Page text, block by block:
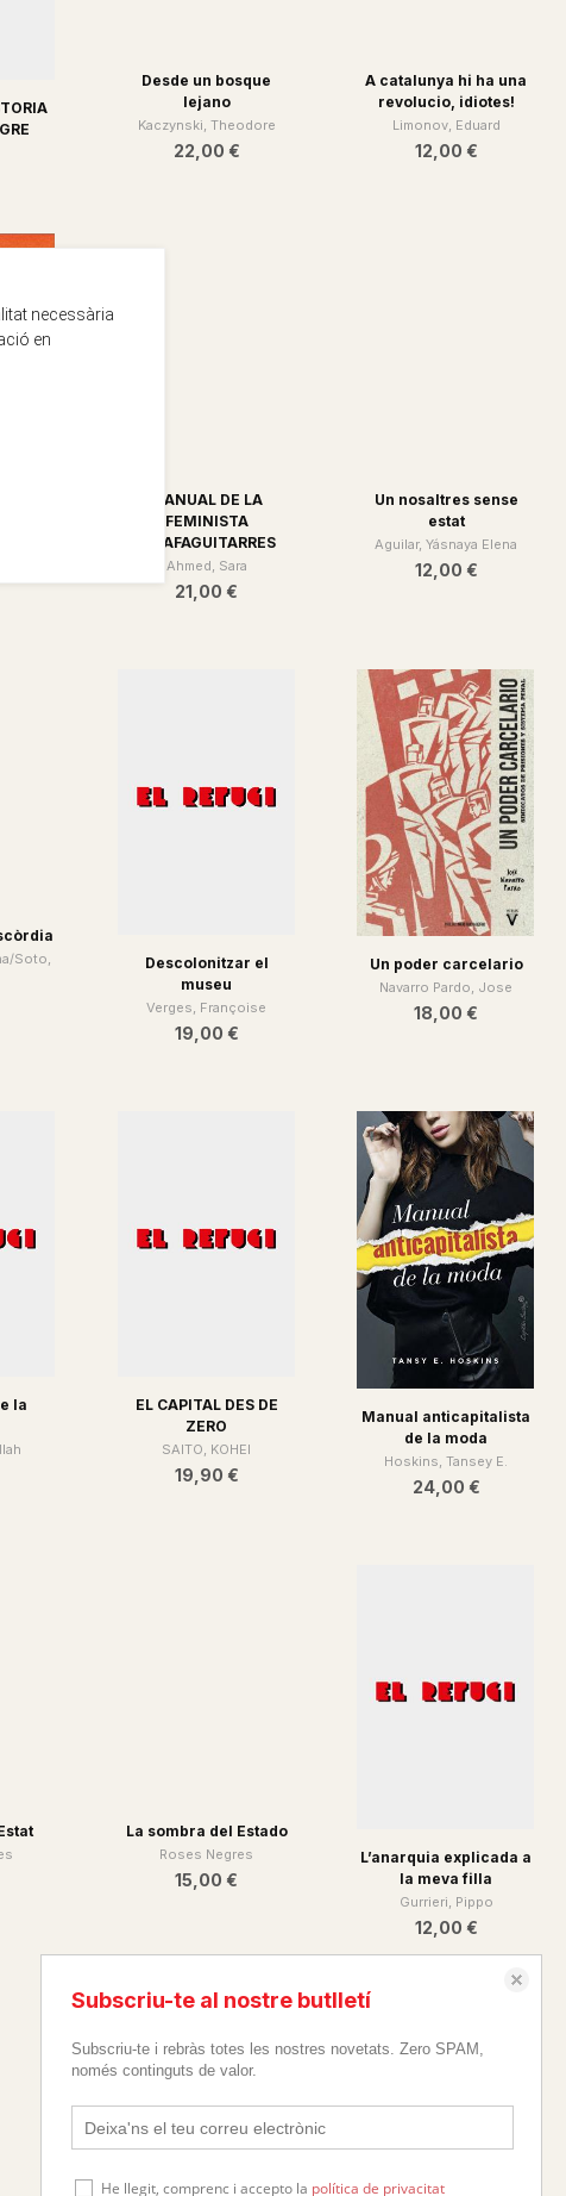
Desde un bosque
Kaczynski, Theodore
A catalunya hi ha una
revolucio, idiotes!
Limonov, Eduard
12,00 €
MANUAL DE LA
FEMINISTA
AIXAFAGUITARRES
Ahmed, Sara
Un nosaltres sense
estat
Aguilar, Yásnaya Elena
Descolonitzar el
museu
Verges, Françoise
Un poder carcelario
Navarro Pardo, Jose
la
EL CAPITAL DES DE
ZERO
SAITO, KOHEI
Manual anticapitalista
de la moda
Hoskins, Tansey E.
La sombra del Estado
Roses Negres
L’anarquia explicada a
la meva filla
Gurrieri, Pippo
12,00 €
necessària
en
Subscriu-te al nostre butlletí
Subscriu-te i rebràs totes les nostres novetats. Zero SPAM,
només continguts de valor.
He llegit, comprenc i accepto la política de privacitat